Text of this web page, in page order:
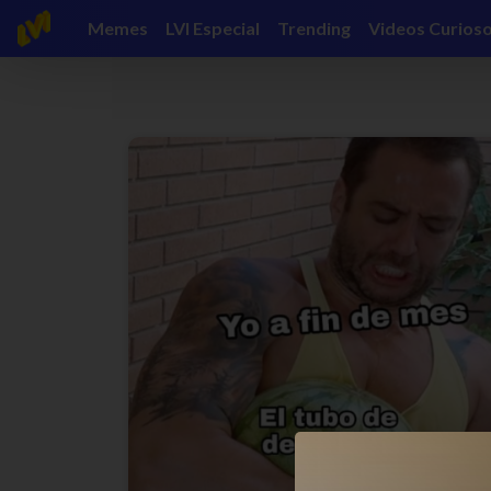
Memes LVI Especial Trending Videos